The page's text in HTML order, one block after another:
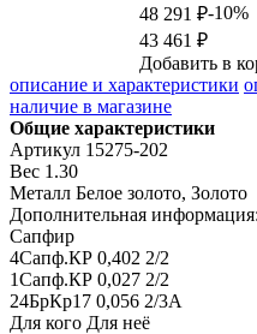
48 291 ₽-10%
43 461 ₽
Добавить в
описание и характеристики
наличие в магазине
Общие характеристики
Артикул 15275-202
Вес 1.30
Металл Белое золото, Золото
Дополнительная информация:
Сапфир
4Сапф.КР 0,402 2/2
1Сапф.КР 0,027 2/2
24БрКр17 0,056 2/3А
Для кого Для неё